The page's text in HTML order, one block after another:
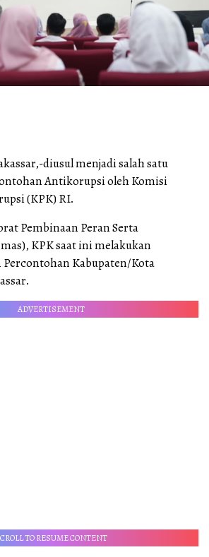
diusul menjadi salah satu
Antikorupsi oleh Komisi
(KPK) RI.
Pembinaan Peran Serta
KPK saat ini melakukan
Kabupaten/Kota
ADVERTISEMENT
TO RESUME CONTENT